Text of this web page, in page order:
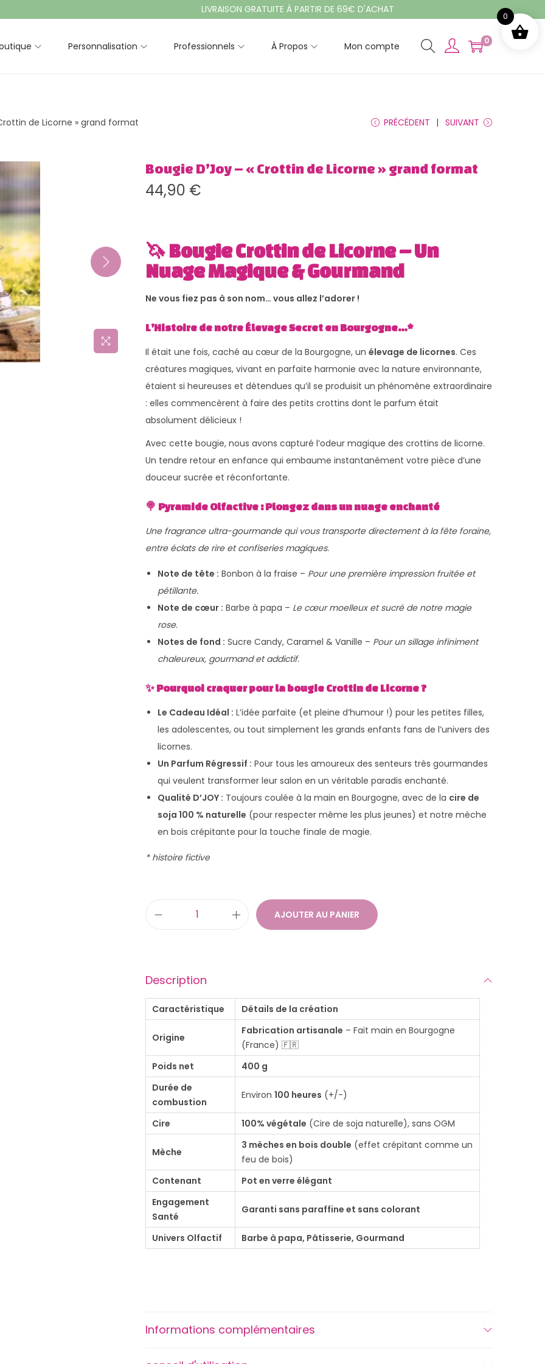
LIVRAISON GRATUITE À PARTIR DE 69€ D'ACHAT
Personnalisation Professionnels À Propos Mon compte 0
de Licorne » grand format PRÉCÉDENT SUIVANT
Bougie D’Joy – « Crottin de Licorne » grand format
44,90 €
🦄 Bougie Crottin de Licorne – Un
Nuage Magique & Gourmand
Ne vous fiez pas à son nom… vous allez l’adorer !
L’Histoire de notre Élevage Secret en Bourgogne…*
Il était une fois, caché au cœur de la Bourgogne, un élevage de licornes. Ces
créatures magiques, vivant en parfaite harmonie avec la nature environnante,
étaient si heureuses et détendues qu’il se produisit un phénomène extraordinaire
: elles commencèrent à faire des petits crottins dont le parfum était
absolument délicieux !
Avec cette bougie, nous avons capturé l’odeur magique des crottins de licorne.
Un tendre retour en enfance qui embaume instantanément votre pièce d’une
douceur sucrée et réconfortante.
🍭 Pyramide Olfactive : Plongez dans un nuage enchanté
Une fragrance ultra-gourmande qui vous transporte directement à la fête foraine,
entre éclats de rire et confiseries magiques.
Note de tête : Bonbon à la fraise – Pour une première impression fruitée et
pétillante.
Note de cœur : Barbe à papa – Le cœur moelleux et sucré de notre magie
rose.
Notes de fond : Sucre Candy, Caramel & Vanille – Pour un sillage infiniment
chaleureux, gourmand et addictif.
✨ Pourquoi craquer pour la bougie Crottin de Licorne ?
Le Cadeau Idéal : L’idée parfaite (et pleine d’humour !) pour les petites filles,
les adolescentes, ou tout simplement les grands enfants fans de l’univers des
licornes.
Un Parfum Régressif : Pour tous les amoureux des senteurs très gourmandes
qui veulent transformer leur salon en un véritable paradis enchanté.
Qualité D’JOY : Toujours coulée à la main en Bourgogne, avec de la cire de
soja 100 % naturelle (pour respecter même les plus jeunes) et notre mèche
en bois crépitante pour la touche finale de magie.
* histoire fictive
i
d
e
o
e
D
J
o
r
AJOUTER AU PANIER
Description
Caractéristique Détails de la création
Origine
Fabrication artisanale – Fait main en Bourgogne
(France) 🇫🇷
Poids net
400 g
Durée de
combustion
Environ 100 heures (+/-)
Cire 100% végétale (Cire de soja naturelle), sans OGM
Mèche
3 mèches en bois double (effet crépitant comme un
feu de bois)
Contenant
Pot en verre élégant
Engagement
Santé
Garanti sans paraffine et sans colorant
Univers Olfactif Barbe à papa, Pâtisserie, Gourmand
Informations complémentaires
0